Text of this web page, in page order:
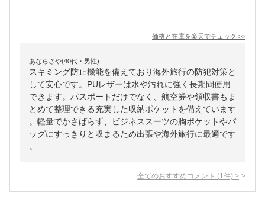
価格と在庫を楽天でチェック >>
あならさや(40代・男性)
スキミング防止機能を備えており海外旅行の防犯対策と
して安心です。PUレザーは水や汚れに強く長期間使用
できます。パスポートだけでなく、航空券や領収書もま
とめて整理できる充実した収納ポケットを備えています
。軽量でかさばらず、ビジネススーツの胸ポケットやバ
ッグにすっきりと収まるため出張や海外旅行に最適です
。
全てのおすすめコメント (1 件) >